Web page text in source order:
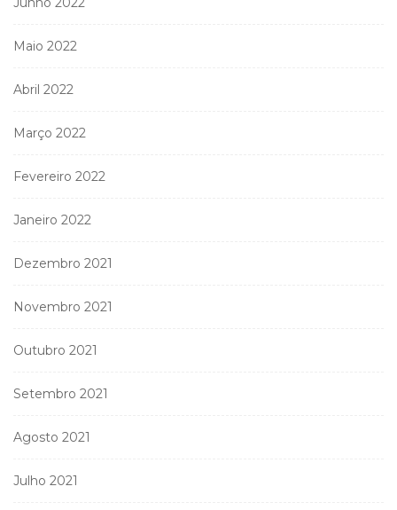
Maio 2022
Abril 2022
Março 2022
Fevereiro 2022
Janeiro 2022
Dezembro 2021
Novembro 2021
Outubro 2021
Setembro 2021
Agosto 2021
Julho 2021